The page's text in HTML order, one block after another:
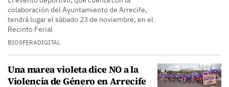
colaboración del Ayuntamiento de Arrecife,
tendrá lugar el sábado 23 de noviembre, en el
Recinto Ferial
BIOSFERADIGITAL
Una marea violeta dice NO a la
Violencia de Género en Arrecife